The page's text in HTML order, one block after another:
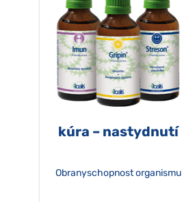
kúra – nastydnutí
Obranyschopnost organismu